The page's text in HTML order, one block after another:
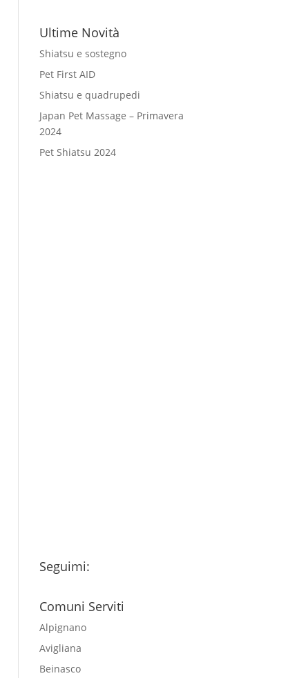
Ultime Novità
Shiatsu e sostegno
Pet First AID
Shiatsu e quadrupedi
Japan Pet Massage – Primavera
2024
Pet Shiatsu 2024
Seguimi:
Comuni Serviti
Alpignano
Avigliana
Beinasco